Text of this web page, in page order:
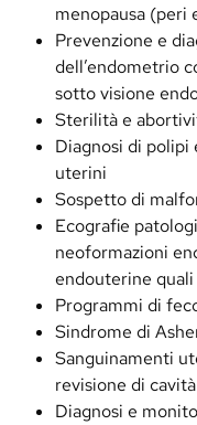
menopausa (peri
Prevenzione e
dell’endometrio
sotto visione
Sterilità e
Diagnosi di
uterini
Sospetto di
Ecografie
neoformazioni
endouterine
Programmi di
Sindrome di
Sanguinamenti
revisione di
Diagnosi e